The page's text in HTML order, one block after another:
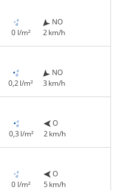
0 l/m²
NO
2 km/h
0,2 l/m²
NO
3 km/h
0,3 l/m²
O
2 km/h
0 l/m²
O
5 km/h